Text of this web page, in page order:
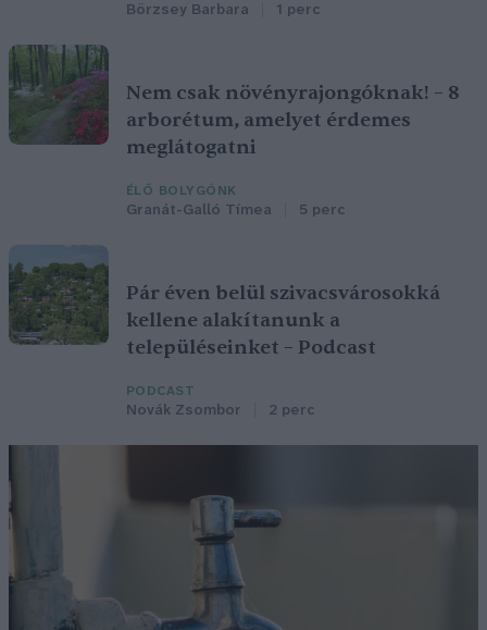
Börzsey Barbara 1 perc
Nem csak növényrajongóknak! – 8
arborétum, amelyet érdemes
meglátogatni
ÉLŐ BOLYGÓNK
Granát-Galló Tímea 5 perc
Pár éven belül szivacsvárosokká
kellene alakítanunk a
településeinket – Podcast
PODCAST
Novák Zsombor 2 perc